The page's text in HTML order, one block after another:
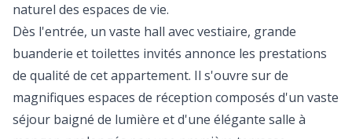
naturel des espaces de vie.
Dès l'entrée, un vaste hall avec vestiaire, grande
buanderie et toilettes invités annonce les prestations
de qualité de cet appartement. Il s'ouvre sur de
magnifiques espaces de réception composés d'un vaste
séjour baigné de lumière et d'une élégante salle à